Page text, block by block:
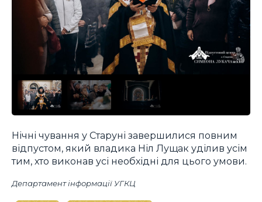
Нічні чування у Старуні завершилися повним
відпустом, який владика Ніл Лущак уділив усім
тим, хто виконав усі необхідні для цього умови.
Департамент інформації УГКЦ